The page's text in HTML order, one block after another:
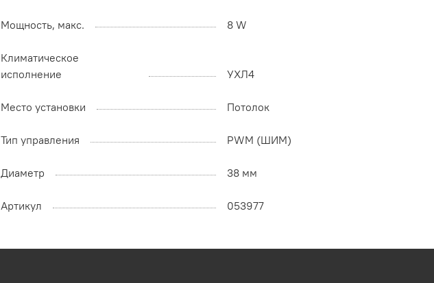
Мощность, макс. 8 W
Климатическое
исполнение
УХЛ4
Место установки Потолок
Тип управления PWM (ШИМ)
Диаметр 38 мм
Артикул 053977